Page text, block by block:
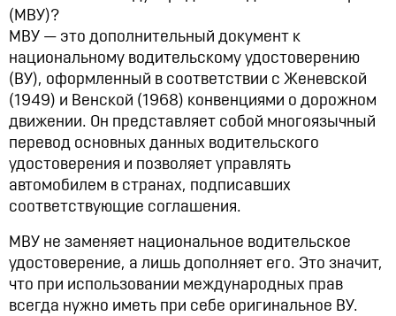
(МВУ)?
МВУ — это дополнительный документ к
национальному водительскому удостоверению
(ВУ), оформленный в соответствии с Женевской
(1949) и Венской (1968) конвенциями о дорожном
движении. Он представляет собой многоязычный
перевод основных данных водительского
удостоверения и позволяет управлять
автомобилем в странах, подписавших
соответствующие соглашения.
МВУ не заменяет национальное водительское
удостоверение, а лишь дополняет его. Это значит,
что при использовании международных прав
всегда нужно иметь при себе оригинальное ВУ.